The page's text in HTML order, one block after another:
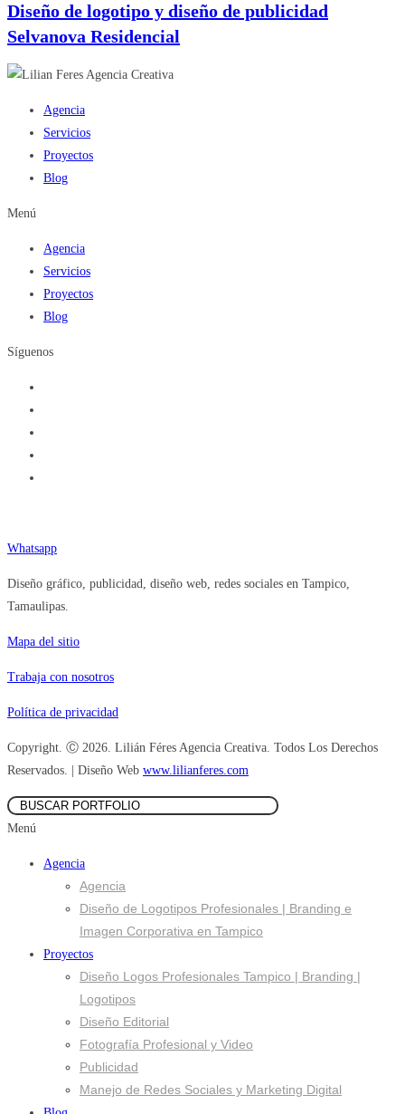
Diseño de logotipo y diseño de publicidad
Selvanova Residencial
Agencia
Servicios
Proyectos
Blog
Menú
Agencia
Servicios
Proyectos
Blog
Síguenos
Whatsapp
Diseño gráfico, publicidad, diseño web, redes sociales en Tampico,
Tamaulipas.
Mapa del sitio
Trabaja con nosotros
Política de privacidad
Copyright. Ⓒ 2026. Lilián Féres Agencia Creativa. Todos Los Derechos
Reservados. | Diseño Web www.lilianferes.com
Menú
Agencia
Agencia
Diseño de Logotipos Profesionales | Branding e
Imagen Corporativa en Tampico
Proyectos
Diseño Logos Profesionales Tampico | Branding |
Logotipos
Diseño Editorial
Fotografía Profesional y Video
Publicidad
Manejo de Redes Sociales y Marketing Digital